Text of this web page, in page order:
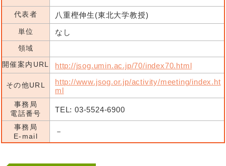
代表者 八重樫伸生(東北大学教授)
単位 なし
領域
開催案内URL
http://jsog.umin.ac.jp/70/index70.html
その他URL
http://www.jsog.or.jp/activity/meeting/index.ht
ml
事務局
電話番号
TEL: 03-5524-6900
事務局
E-mail
－